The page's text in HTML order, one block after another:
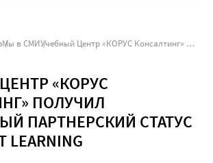
Мы в СМИ Учебный Центр «КОРУС Консалтинг» получил Серебряный партнерский статус Microsoft Learning
«КОРУС
ПОЛУЧИЛ
ПАРТНЕРСКИЙ СТАТУС
LEARNING